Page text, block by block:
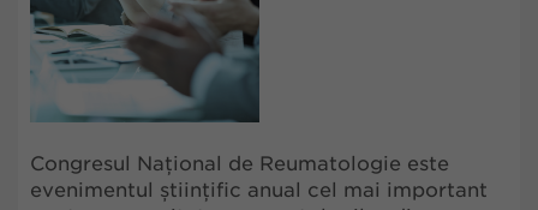
Congresul Național de Reumatologie este
evenimentul științific anual cel mai important